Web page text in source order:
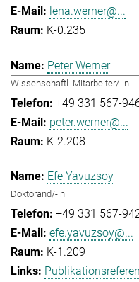
lena.werner@...
K-0.235
Peter Werner
Wissenschaftl. Mitarbeiter/-in
+49 331 567-
peter.werner@...
K-2.208
Efe Yavuzsoy
Doktorand/-in
+49 331 567-
efe.yavuzsoy@...
K-1.209